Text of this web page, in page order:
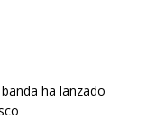
ha lanzado